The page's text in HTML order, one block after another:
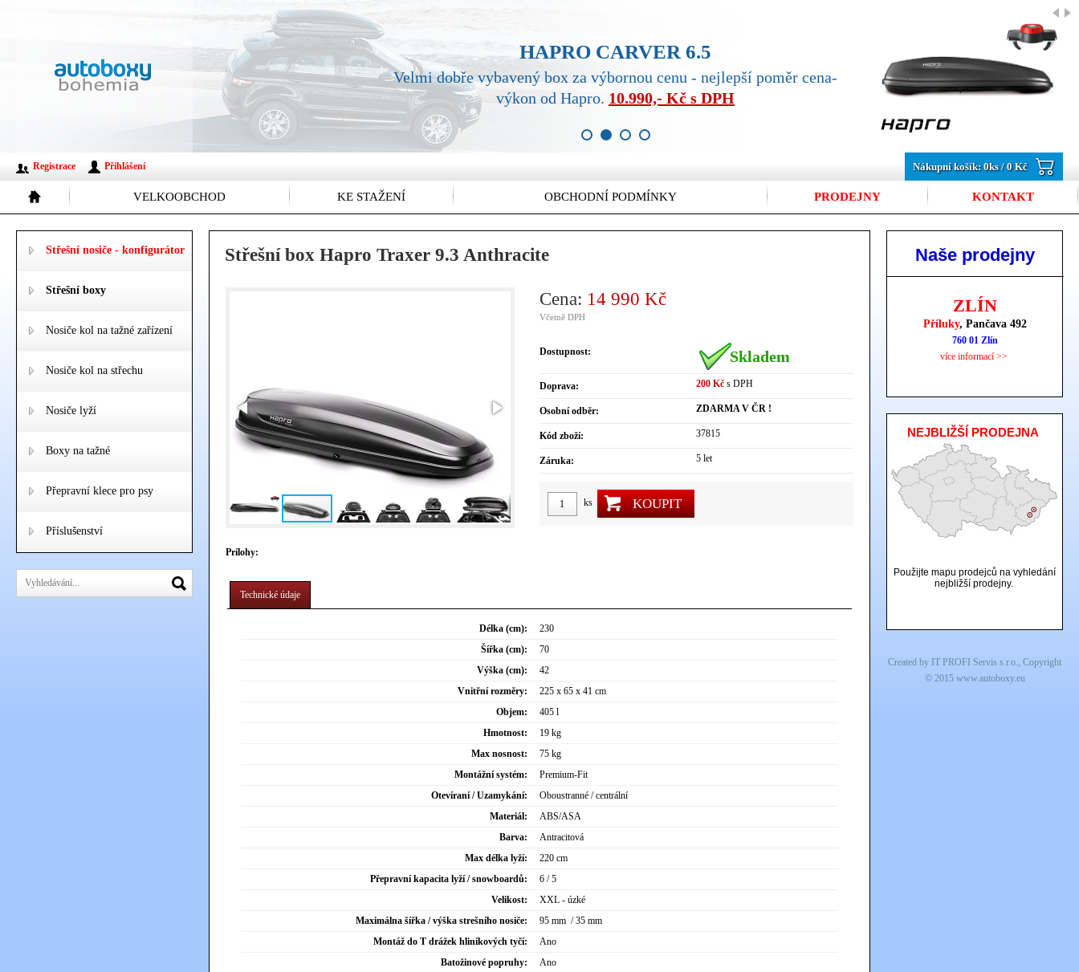
HAPRO CARVER 6.5
Velmi dobře vybavený box za výbornou cenu - nejlepší poměr cena-
výkon od Hapro. 10.990,- Kč s DPH
Nákupní košík:0ks /0 Kč
VELKOOBCHOD KE STAŽENÍ OBCHODNÍ PODMÍNKY PRODEJNY KONTAKT
Registrace Přihlášení
Střešní box Hapro Traxer 9.3 Anthracite
Střešní nosiče - konfigurátor
Střešní boxy
Nosiče kol na tažné zařízení
Nosiče kol na střechu
Nosiče lyží
Boxy na tažné
Přepravní klece pro psy
Příslušenství
Prílohy:
Cena: 14 990 Kč
Včetně DPH
Dostupnost: Skladem
Doprava: 200 Kč s DPH
Osobní odběr: ZDARMA V ČR !
Kód zboží: 37815
Záruka: 5 let
ks KOUPIT
Technické údaje
Délka (cm):
230
Šířka (cm):
70
Výška (cm):
42
Vnitřní rozměry:
225 x 65 x 41 cm
Objem:
405 l
Hmotnost:
19 kg
Max nosnost:
75 kg
Montážní systém:
Premium-Fit
Otevíraní / Uzamykání:
Oboustranné / centrální
Materiál:
ABS/ASA
Barva:
Antracitová
Max délka lyží:
220 cm
Přepravní kapacita lyží / snowboardů:
6 / 5
Velikost:
XXL - úzké
Maximálna šířka / výška strešního nosiče:
95 mm / 35 mm
Montáž do T drážek hliníkových tyčí:
Ano
Batožinové popruhy:
Ano
Naše prodejny
ZLÍN
Příluky, Pančava 492
760 01 Zlín
více informací >>
NEJBLIŽŠÍ PRODEJNA
Použijte mapu prodejců na vyhledání
nejbližší prodejny.
Created by IT PROFI Servis s.r.o., Copyright
© 2015 www.autoboxy.eu